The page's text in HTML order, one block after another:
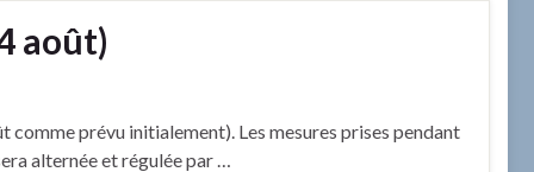
août)
comme prévu initialement). Les mesures prises pendant
alternée et régulée par …